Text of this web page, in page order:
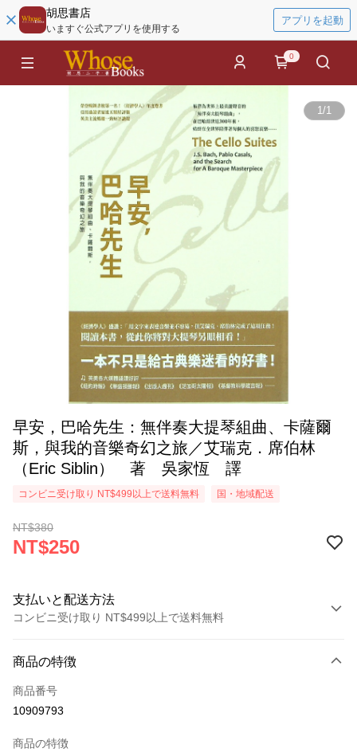
胡思書店
いますぐ公式アプリを使用する
アプリを起動
0
1/1
早安，巴哈先生：無伴奏大提琴組曲、卡薩爾
斯，與我的音樂奇幻之旅／艾瑞克．席伯林
（Eric Siblin） 著 吳家恆 譯
コンビニ受け取り NT$499以上で送料無料 国・地域配送
NT$380
NT$250
支払いと配送方法
コンビニ受け取り NT$499以上で送料無料
クレジットカード1回払い
コンビニ店頭代金引換
商品の特徴
商品番号
10909793
商品の特徴